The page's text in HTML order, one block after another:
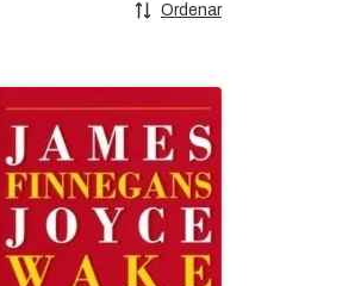
Ordenar